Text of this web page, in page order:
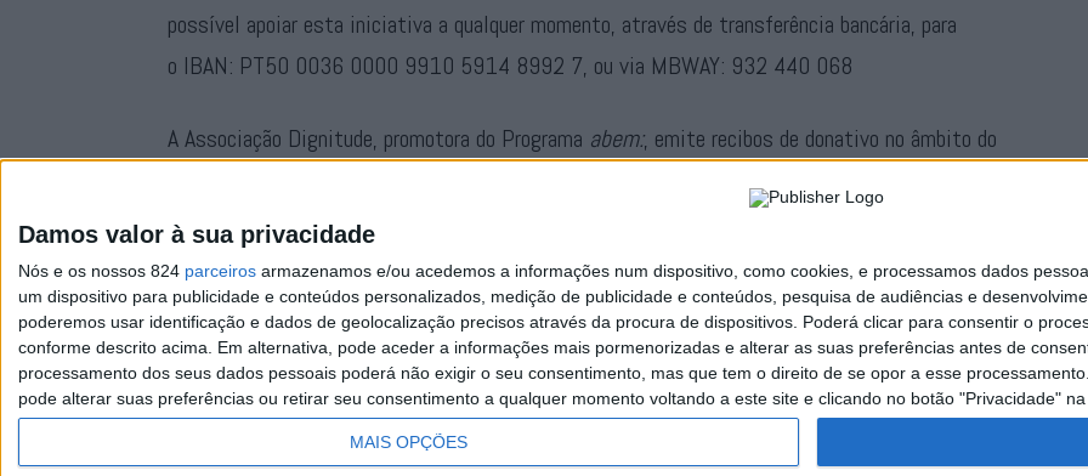
Damos valor à sua privacidade
Nós e os nossos 824 parceiros armazenamos e/ou acedemos a informações num dispositivo, como cookies, e processamos dados
um dispositivo para publicidade e conteúdos personalizados, medição de publicidade e conteúdos, pesquisa de audiências e
poderemos usar identificação e dados de geolocalização precisos através da procura de dispositivos. Poderá clicar para consentir o
conforme descrito acima. Em alternativa, pode aceder a informações mais pormenorizadas e alterar as suas preferências antes de
processamento dos seus dados pessoais poderá não exigir o seu consentimento, mas que tem o direito de se opor a esse
pode alterar suas preferências ou retirar seu consentimento a qualquer momento voltando a este site e clicando no botão "Privacidade"
MAIS OPÇÕES
possível apoiar esta iniciativa a qualquer momento, através de transferência bancária, para
o IBAN: PT50 0036 0000 9910 5914 8992 7, ou via MBWAY: 932 440 068
A Associação Dignitude, promotora do Programa abem:, emite recibos de donativo no âmbito do
transferência, nome e NIF para
Publicidade
RSS X